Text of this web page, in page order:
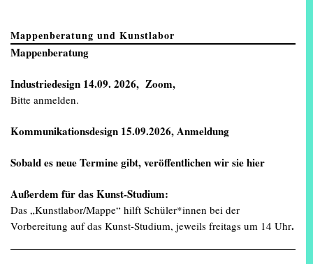
Mappenberatung und Kunstlabor
Mappenberatung
Industriedesign 14.09. 2026, Zoom,
Bitte anmelden.
Kommunikationsdesign 15.09.2026, Anmeldung
Sobald es neue Termine gibt, veröffentlichen wir siehier
Außerdem für das Kunst-Studium:
Das „Kunstlabor/Mappe“ hilft Schüler*innen bei der
Vorbereitung auf das Kunst-Studium, jeweils freitags um 14 Uhr.